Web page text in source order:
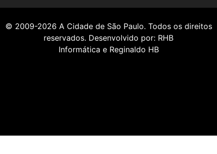
© 2009-2026 A Cidade de São Paulo. Todos os direitos
reservados. Desenvolvido por: RHB
Informática e Reginaldo HB